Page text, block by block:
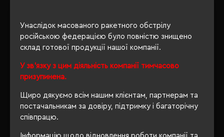
Унаслідок масованого ракетного обстрілу
російською федерацією було повністю знищено
склад готової продукції нашої компанії.
У зв'язку з цим діяльність компанії тимчасово
призупинена.
Щиро дякуємо всім нашим клієнтам, партнерам та
постачальникам за довіру, підтримку і багаторічну
співпрацю.